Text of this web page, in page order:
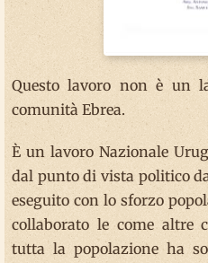
Questo lavoro non è un
comunità Ebrea.
È un lavoro Nazionale
dal punto di vista politico
eseguito con lo sforzo
collaborato le come altre
tutta la popolazione ha